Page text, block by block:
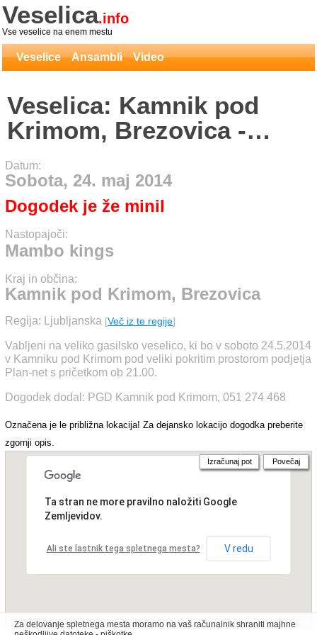
Veselica.info
Vse veselice na enem mestu
Veselice Ansambli Video
Veselica: Kamnik pod
Krimom, Brezovica -
Mambo kings
Datum:
Sobota, 24. maj 2014
Dogodek je že minil
Nastopajoči:
Mambo kings
Kraj in občina:
Kamnik pod Krimom, Brezovica
Regija: Ljubljanska [Več iz te regije]
Vabljeni na veliko gasilsko veselico, ki bo v soboto 24.5.2014
v Kamniku pod Krimom pod veliki pokritim prostorom podjetja
Plan-net s pričetkom ob 21.00.
Dogodek dodal: PGD Kamnik pod Krimom, 051 274 468
Označena je le približna lokacija! Za dejansko lokacijo dogodka preberite
zgornji opis.
Ta stran ne more pravilno naložiti Google
Zemljevidov.
Ali ste lastnik tega spletnega mesta? V redu
Izračunaj pot Povečaj
Za delovanje spletnega mesta moramo na vaš računalnik shraniti majhne